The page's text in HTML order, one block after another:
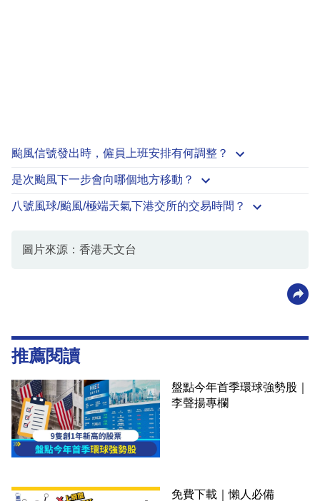
颱風信號發出時，僱員上班安排有何調整？
是次颱風下一步會向哪個地方移動？
八號風球/颱風/極端天氣下港交所的交易時間？
圖片來源：香港天文台
推薦閱讀
盤點今年首季環球強勢股｜
李聲揚專欄
免費下載｜懶人必備